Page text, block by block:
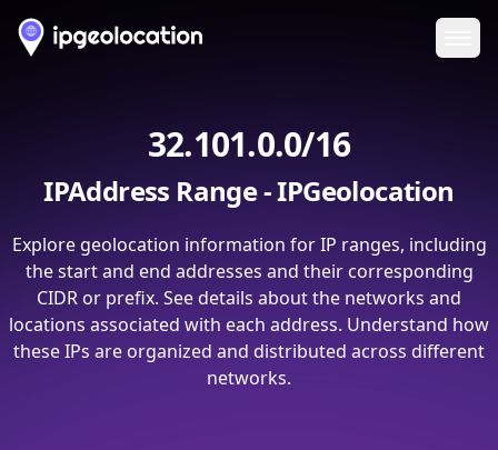
32.101.0.0/16
IPAddress Range - IPGeolocation
Explore geolocation information for IP ranges, including
the start and end addresses and their corresponding
CIDR or prefix. See details about the networks and
locations associated with each address. Understand how
these IPs are organized and distributed across different
networks.